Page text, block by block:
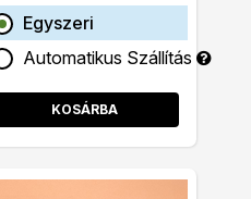
Egyszeri
Automatikus Szállítás
KOSÁRBA